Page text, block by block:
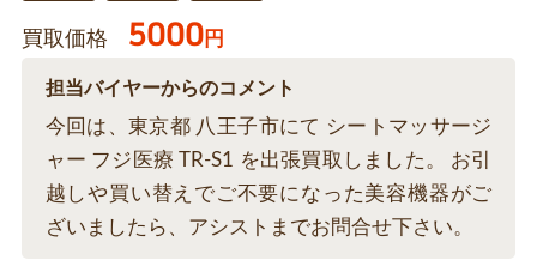
買取価格 5000円
担当バイヤーからのコメント
今回は、東京都 八王子市にて シートマッサージ
ャー フジ医療 TR-S1 を出張買取しました。 お引
越しや買い替えでご不要になった美容機器がご
ざいましたら、アシストまでお問合せ下さい。